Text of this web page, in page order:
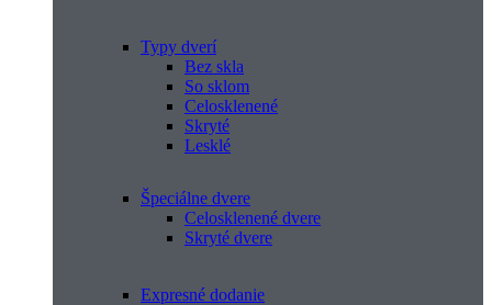
Typy dverí
Bez skla
So sklom
Celosklenené
Skryté
Lesklé
Špeciálne dvere
Celosklenené dvere
Skryté dvere
Expresné dodanie